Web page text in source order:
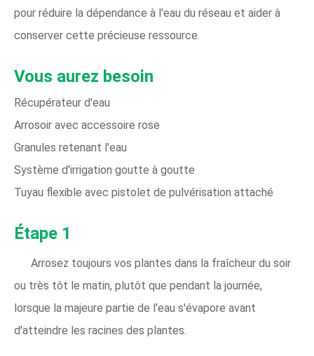
pour réduire la dépendance à l'eau du réseau et aider à
conserver cette précieuse ressource.
Vous aurez besoin
Récupérateur d'eau
Arrosoir avec accessoire rose
Granules retenant l'eau
Système d'irrigation goutte à goutte
Tuyau flexible avec pistolet de pulvérisation attaché
Étape 1
Arrosez toujours vos plantes dans la fraîcheur du soir
ou très tôt le matin, plutôt que pendant la journée,
lorsque la majeure partie de l'eau s'évapore avant
d'atteindre les racines des plantes.